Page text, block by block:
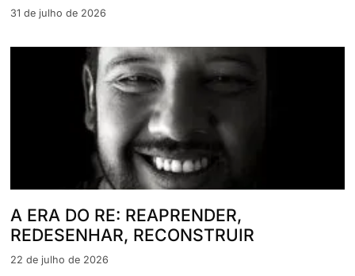
31 de julho de 2026
A ERA DO RE: REAPRENDER,
REDESENHAR, RECONSTRUIR
22 de julho de 2026